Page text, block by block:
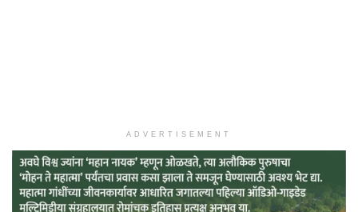
ADVERTISEMENT